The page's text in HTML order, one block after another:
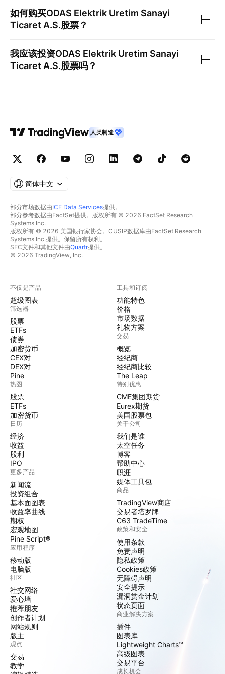
如何购买ODAS Elektrik Uretim Sanayi
Ticaret A.S.股票？
我应该投资ODAS Elektrik Uretim Sanayi
Ticaret A.S.股票吗？
人类制造
简体中文
部分市场数据由ICE Data Services提供。
部分参考数据由FactSet提供。版权所有 © 2026 FactSet Research
Systems Inc.
版权所有 © 2026 美国银行家协会。CUSIP数据库由FactSet Research
Systems Inc.提供。保留所有权利。
SEC文件和其他文件由Quartr提供。
© 2026 TradingView, Inc.
不仅是产品
超级图表
筛选器
股票
ETFs
债券
加密货币
CEX对
DEX对
Pine
热图
股票
ETFs
加密货币
日历
经济
收益
股利
IPO
更多产品
新闻流
投资组合
基本面图表
收益率曲线
期权
宏观地图
Pine Script®
应用程序
移动版
电脑版
社区
社交网络
爱心墙
推荐朋友
创作者计划
网站规则
版主
观点
交易
教学
工具和订阅
功能特色
价格
市场数据
礼物方案
交易
概览
经纪商
经纪商比较
The Leap
特别优惠
CME集团期货
Eurex期货
美国股票包
关于公司
我们是谁
太空任务
博客
帮助中心
职涯
媒体工具包
商品
TradingView商店
交易者塔罗牌
C63 TradeTime
政策和安全
使用条款
免责声明
隐私政策
Cookies政策
无障碍声明
安全提示
漏洞赏金计划
状态页面
商业解决方案
插件
图表库
Lightweight Charts™
高级图表
交易平台
成长机会